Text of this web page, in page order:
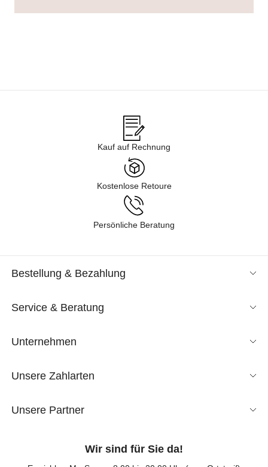
Kauf auf Rechnung
Kostenlose Retoure
Persönliche Beratung
Bestellung & Bezahlung
Service & Beratung
Unternehmen
Unsere Zahlarten
Unsere Partner
Wir sind für Sie da!